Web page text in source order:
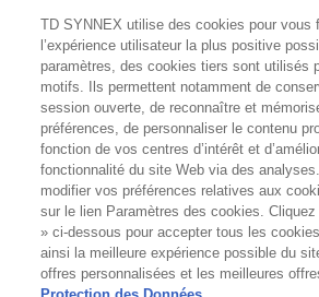
manufacturing et ingénierie.
conception mécanique et de
développer leur activité logicielle.
revendeur agréé TD SYNNEX, ou en
directement un conseiller Datech.
accompagnera dans votre
aux programmes partenaires
Quel est le modèle de services
Datech s'appuie sur le modèle LAER
Expand, Renew) : développement
support prévente, enablement
renouvellement — pour maximiser la
les revenus récurrents de nos
REJOIGNEZ LE RÉSEAU DATECH
Distribuez Autodesk,
Systèmes & Trimble
TD SYNNEX utilise des cookies pour vous
l’expérience utilisateur la plus positive
paramètres, des cookies tiers sont utilisés
motifs. Ils permettent notamment de
session ouverte, de reconnaître et
préférences, de personnaliser le contenu
fonction de vos centres d’intérêt et
fonctionnalité du site Web via des
modifier vos préférences relatives aux
sur le lien Paramètres des cookies.
» ci-dessous pour accepter tous les
ainsi la meilleure expérience possible du
offres personnalisées et les meilleures